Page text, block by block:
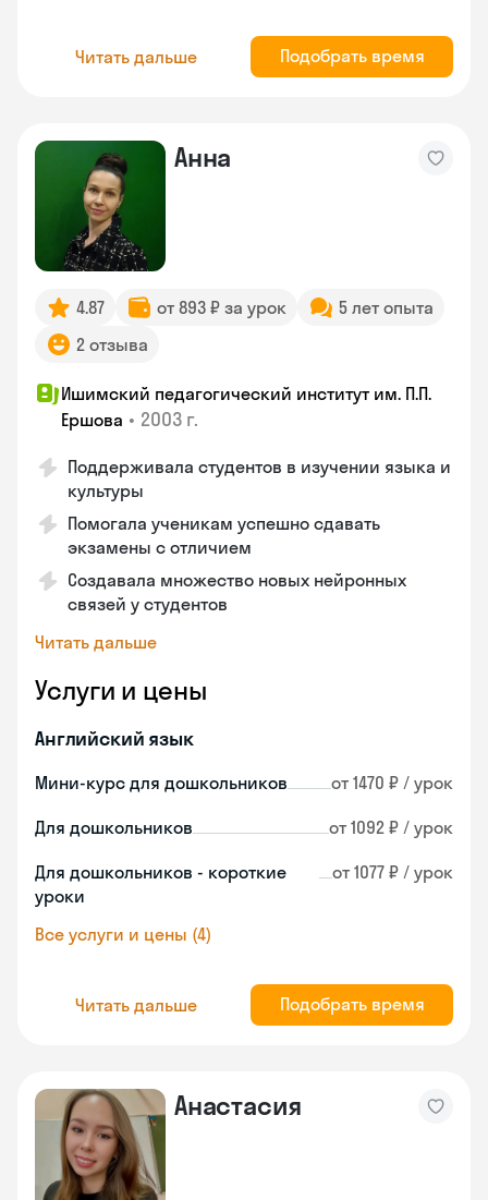
Читать дальше Подобрать время
Анна
4.87 от 893 ₽ за урок
5 лет опыта
2 отзыва
Ишимский педагогический институт им. П.П.
Ершова • 2003 г.
Поддерживала студентов в изучении языка и
культуры
Помогала ученикам успешно сдавать
экзамены с отличием
Создавала множество новых нейронных
связей у студентов
Читать дальше
Услуги и цены
Английский язык
Мини-курс для дошкольников от 1470 ₽ / урок
Для дошкольников от 1092 ₽ / урок
Для дошкольников - короткие
уроки
от 1077 ₽ / урок
Все услуги и цены (4)
Читать дальше Подобрать время
Анастасия